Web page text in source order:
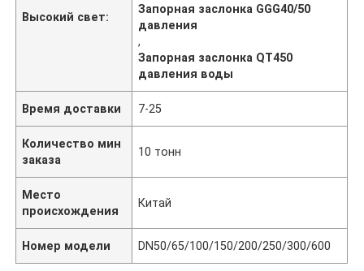
Высокий свет:
Запорная заслонка GGG40/50
давления
,
Запорная заслонка QT450
давления воды
Время доставки 7-25
Количество мин
заказа
10 тонн
Место
происхождения
Китай
Номер модели DN50/65/100/150/200/250/300/600